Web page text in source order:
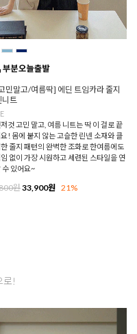
민말고/여름딱] 에딘 트임카라 줄지
니트
것 고민 말고, 여름 니트는 딱 이 걸로 끝
! 몸에 붙지 않는 고슬한 린넨 소재와 클
줄지 패턴의 완벽한 조화로 한여름에도
없이 가장 시원하고 세련된 스타일을 연
수 있어요~
원33,900원 21%
로!